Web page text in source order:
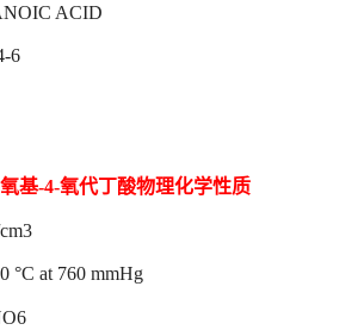
ACID
6
基-4-氧代丁酸物理化学性质
°C at 760 mmHg